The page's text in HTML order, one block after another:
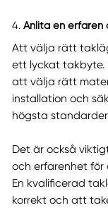
4.Anlita en erfaren
Att välja rätt
ett lyckat takbyte.
att välja rätt
installation och
högsta
Det är också
och erfarenhet
En kvalificerad
korrekt och att